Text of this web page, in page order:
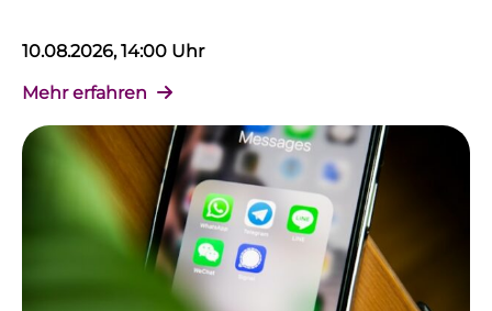
10.08.2026, 14:00 Uhr
Mehr erfahren